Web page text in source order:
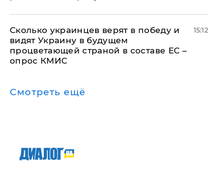
Сколько украинцев верят в победу и
видят Украину в будущем
процветающей страной в составе ЕС –
опрос КМИС
15:12
Смотреть ещё